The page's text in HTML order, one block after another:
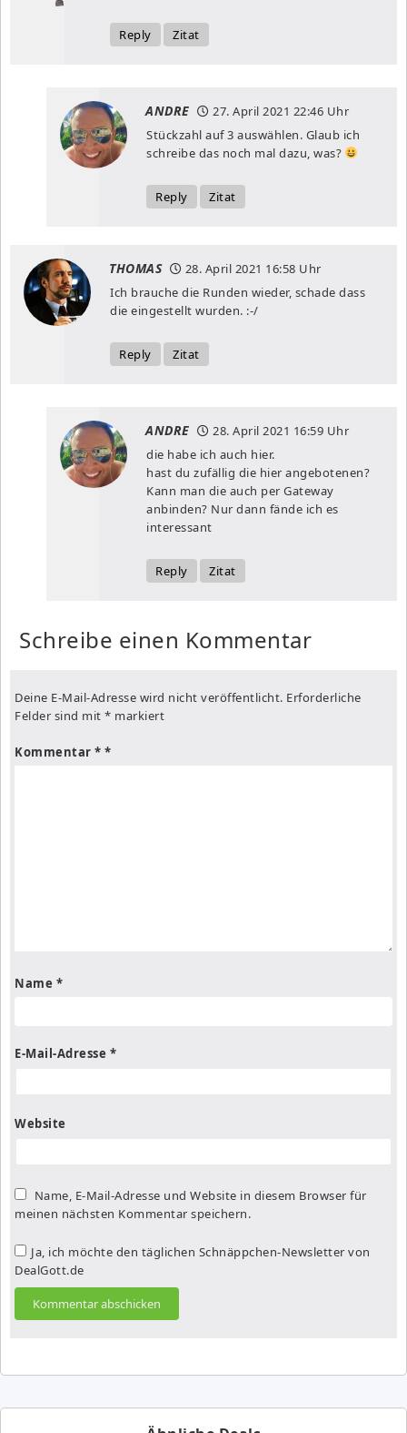
Reply Zitat
ANDRE 27. April 2021 22:46 Uhr
Stückzahl auf 3 auswählen. Glaub ich
schreibe das noch mal dazu, was?
Reply Zitat
THOMAS 28. April 2021 16:58 Uhr
Ich brauche die Runden wieder, schade dass
die eingestellt wurden. :-/
Reply Zitat
ANDRE 28. April 2021 16:59 Uhr
die habe ich auch hier.
hast du zufällig die hier angebotenen?
Kann man die auch per Gateway
anbinden? Nur dann fände ich es
interessant
Reply Zitat
Schreibe einen Kommentar
Deine E-Mail-Adresse wird nicht veröffentlicht. Erforderliche
Felder sind mit * markiert
Kommentar *
Name *
E-Mail-Adresse *
Website
Name, E-Mail-Adresse und Website in diesem Browser für
meinen nächsten Kommentar speichern.
Ja, ich möchte den täglichen Schnäppchen-Newsletter von
DealGott.de